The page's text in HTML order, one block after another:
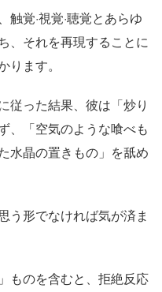
覚·視覚·聴覚とあらゆ
、それを再現することに
ます。
従った結果、彼は「炒り
、「空気のような喰べも
水晶の置きもの」を舐め
う形でなければ気が済ま
ものを含むと、拒絶反応